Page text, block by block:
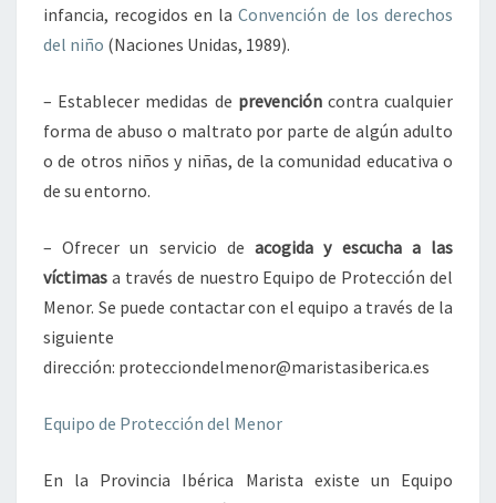
infancia, recogidos en la Convención de los derechos
del niño (Naciones Unidas, 1989).
– Establecer medidas de prevencióncontra cualquier
forma de abuso o maltrato por parte de algún adulto
o de otros niños y niñas, de la comunidad educativa o
de su entorno.
– Ofrecer un servicio deacogida y escucha a las
víctimas a través de nuestro Equipo de Protección del
Menor. Se puede contactar con el equipo a través de la
siguiente
dirección: protecciondelmenor@maristasiberica.es
Equipo de Protección del Menor
En la Provincia Ibérica Marista existe un Equipo